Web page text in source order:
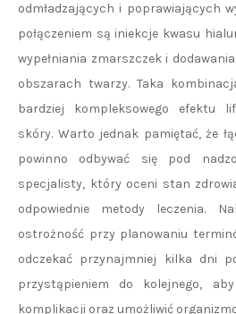
odmładzających i poprawiających
połączeniem są iniekcje kwasu
wypełniania zmarszczek i
obszarach twarzy. Taka
bardziej kompleksowego efektu
skóry. Warto jednak pamiętać, że
powinno odbywać się pod
specjalisty, który oceni stan
odpowiednie metody leczenia.
ostrożność przy planowaniu
odczekać przynajmniej kilka dni
przystąpieniem do kolejnego,
komplikacji oraz umożliwić